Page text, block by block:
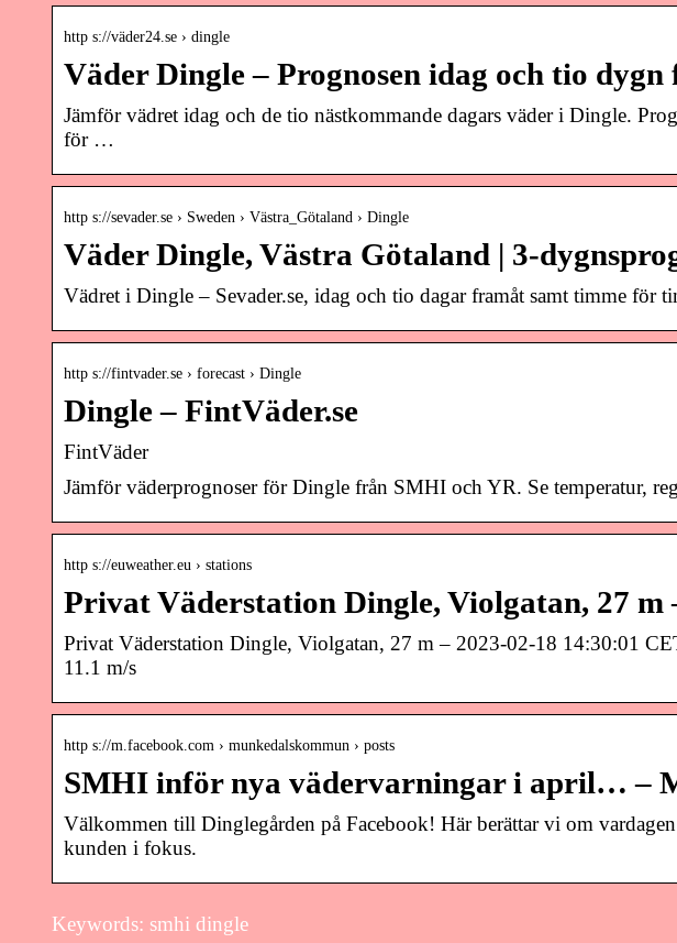
http s://väder24.se › dingle
Väder Dingle – Prognosen idag och tio
Jämför vädret idag och de tio nästkommande dagars väder i Dingle.
för …
http s://sevader.se › Sweden › Västra_Götaland › Dingle
Väder Dingle, Västra Götaland | 3-
Vädret i Dingle – Sevader.se, idag och tio dagar framåt samt timme
http s://fintvader.se › forecast › Dingle
Dingle – FintVäder.se
FintVäder
Jämför väderprognoser för Dingle från SMHI och YR. Se temperatur,
http s://euweather.eu › stations
Privat Väderstation Dingle, Violgatan, 27 m
Privat Väderstation Dingle, Violgatan, 27 m – 2023-02-18 14:30:01
11.1 m/s
http s://m.facebook.com › munkedalskommun › posts
SMHI inför nya vädervarningar i april… –
Välkommen till Dinglegården på Facebook! Här berättar vi om
kunden i fokus.
Keywords: smhi dingle